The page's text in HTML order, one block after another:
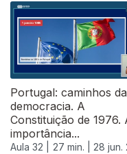
Portugal: caminhos da
democracia. A
Constituição de 1976.
importância...
Aula 32 | 27 min. | 28 jun.
555668